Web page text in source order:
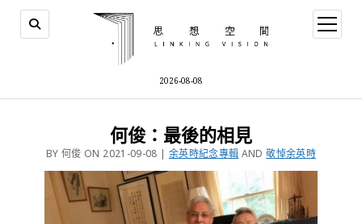
2026-08-08
何俊：最後的相見
BY 何俊 ON 2021-09-08 | 余英時紀念專輯 AND敬悼余英時